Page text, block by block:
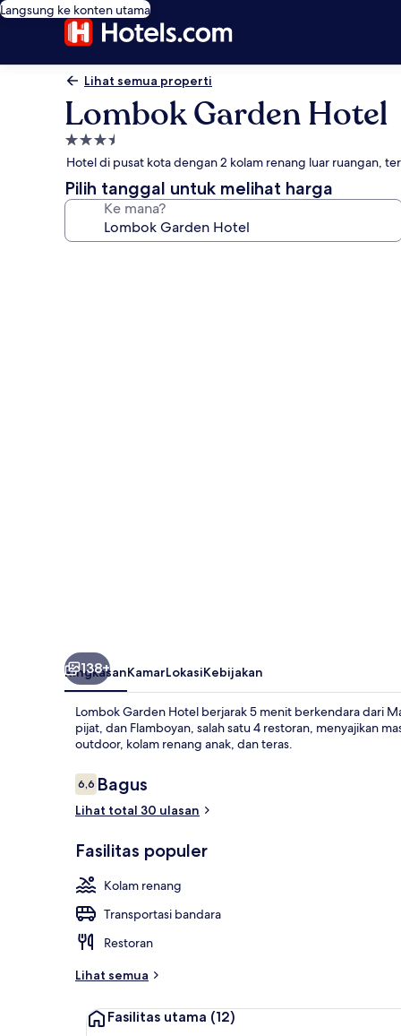
Langsung ke konten utama
Lihat semua properti
Lombok Garden Hotel
Properti
bintang
3.5
Hotel di pusat kota dengan 2 kolam renang luar ruangan,
Pilih tanggal untuk melihat harga
Ke mana?
138+
RingkasanKamarLokasiKebijakan
Lombok Garden Hotel berjarak 5 menit berkendara dari
pijat, dan Flamboyan, salah satu 4 restoran, menyajikan
outdoor, kolam renang anak, dan teras.
Ulasan
6,66,6 dari 10
Bagus
Lihat total 30 ulasan
Fasilitas populer
Kolam renang
Transportasi bandara
Restoran
Lihat semua
Fasilitas utama (12)